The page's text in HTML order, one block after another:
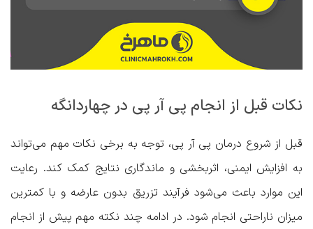
نکات قبل از انجام پی آر پی در چهاردانگه
قبل از شروع درمان پی آر پی، توجه به برخی نکات مهم می‌تواند
به افزایش ایمنی، اثربخشی و ماندگاری نتایج کمک کند. رعایت
این موارد باعث می‌شود فرآیند تزریق بدون عارضه و با کمترین
میزان ناراحتی انجام شود. در ادامه چند نکته مهم پیش از انجام